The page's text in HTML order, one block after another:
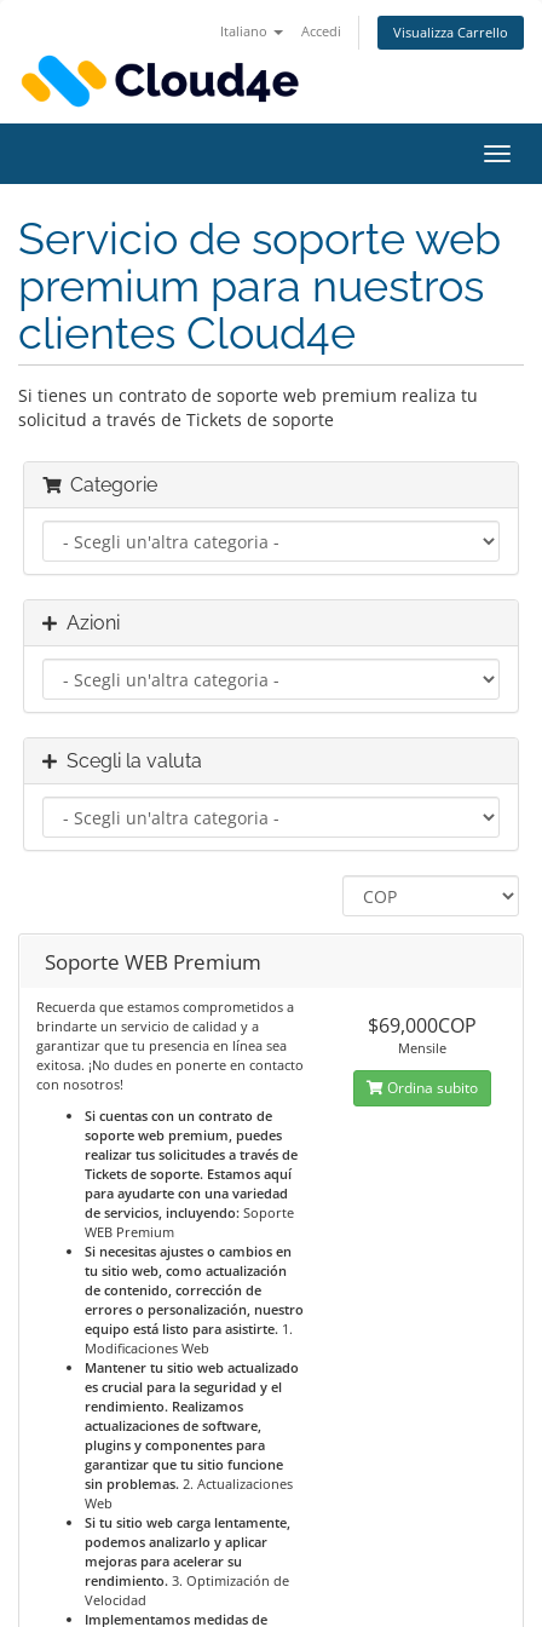
Italiano Accedi Visualizza Carrello
Attiva
Servicio de soporte web
premium para nuestros
clientes Cloud4e
Si tienes un contrato de soporte web premium realiza tu
solicitud a través de Tickets de soporte
Categorie
Azioni
Scegli la valuta
Soporte WEB Premium
Recuerda que estamos comprometidos a
brindarte un servicio de calidad y a
garantizar que tu presencia en línea sea
exitosa. ¡No dudes en ponerte en contacto
con nosotros!
Si cuentas con un contrato de
soporte web premium, puedes
realizar tus solicitudes a través de
Tickets de soporte. Estamos aquí
para ayudarte con una variedad
de servicios, incluyendo: Soporte
WEB Premium
Si necesitas ajustes o cambios en
tu sitio web, como actualización
de contenido, corrección de
errores o personalización, nuestro
equipo está listo para asistirte. 1.
Modificaciones Web
Mantener tu sitio web actualizado
es crucial para la seguridad y el
rendimiento. Realizamos
actualizaciones de software,
plugins y componentes para
garantizar que tu sitio funcione
sin problemas. 2. Actualizaciones
Web
Si tu sitio web carga lentamente,
podemos analizarlo y aplicar
mejoras para acelerar su
rendimiento. 3. Optimización de
Velocidad
Implementamos medidas de
$69,000COP
Mensile
Ordina subito